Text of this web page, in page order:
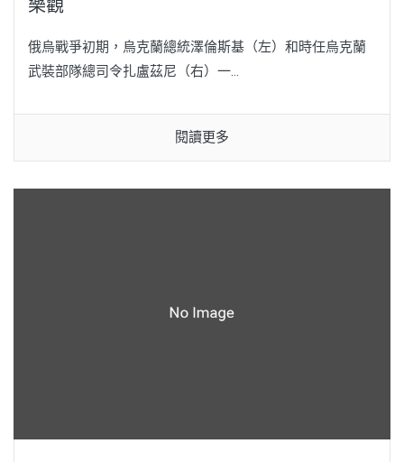
樂觀
俄烏戰爭初期，烏克蘭總統澤倫斯基（左）和時任烏克蘭
武裝部隊總司令扎盧茲尼（右）一...
閱讀更多